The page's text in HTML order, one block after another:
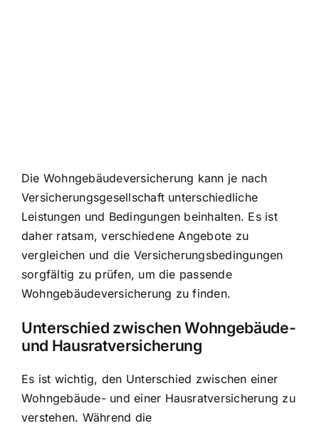
Die Wohngebäudeversicherung kann je nach
Versicherungsgesellschaft unterschiedliche
Leistungen und Bedingungen beinhalten. Es ist
daher ratsam, verschiedene Angebote zu
vergleichen und die Versicherungsbedingungen
sorgfältig zu prüfen, um die passende
Wohngebäudeversicherung zu finden.
Unterschied zwischen Wohngebäude-
und Hausratversicherung
Es ist wichtig, den Unterschied zwischen einer
Wohngebäude- und einer Hausratversicherung zu
verstehen. Während die